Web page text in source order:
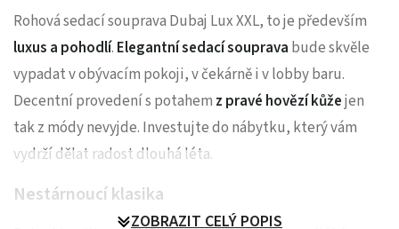
Rohová sedací souprava Dubaj Lux XXL, to je především
luxus a pohodlí. Elegantní sedací souprava bude skvěle
vypadat v obývacím pokoji, v čekárně i v lobby baru.
Decentní provedení s potahem z pravé hovězí kůžejen
tak z módy nevyjde. Investujte do nábytku, který vám
vydrží dělat radost dlouhá léta.
Nestárnoucí klasika
ZOBRAZIT CELÝ POPIS